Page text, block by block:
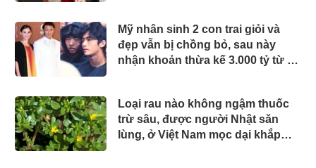
Mỹ nhân sinh 2 con trai giỏi và
đẹp vẫn bị chồng bỏ, sau này
nhận khoản thừa kế 3.000 tỷ từ bố
Loại rau nào không ngậm thuốc
trừ sâu, được người Nhật săn
lùng, ở Việt Nam mọc dại khắp